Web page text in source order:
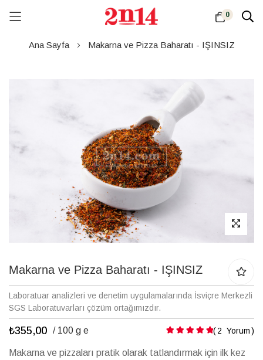
0
Ana Sayfa Makarna ve Pizza Baharatı - IŞINSIZ
galerisinin
atla
Makarna ve Pizza Baharatı - IŞINSIZ
Laboratuar analizleri ve denetim uygulamalarında İsviçre Merkezli
SGS Laboratuvarları çözüm ortağımızdır.
₺355,00 / 100 g e Puanlama: 2 Yorum
Makarna ve pizzaları pratik olarak tatlandırmak için ilk kez